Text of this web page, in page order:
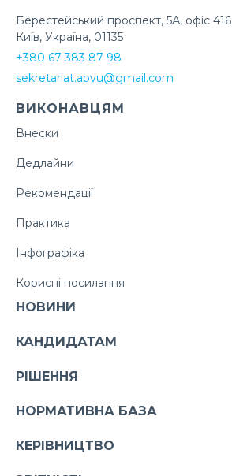
Берестейський проспект, 5А, офіс 416
Київ, Україна, 01135
+380 67 383 87 98
sekretariat.apvu@gmail.com
ВИКОНАВЦЯМ
Внески
Дедлайни
Рекомендації
Практика
Інфографіка
Корисні посилання
НОВИНИ
КАНДИДАТАМ
РІШЕННЯ
НОРМАТИВНА БАЗА
КЕРІВНИЦТВО